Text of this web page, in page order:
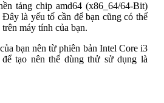
tảng chip amd64 (x86_64/64-Bit)
là yếu tố cần để bạn cũng có thể
máy tính của bạn.
bạn nên từ phiên bản Intel Core i3
tạo nên thể dùng thử sử dụng là